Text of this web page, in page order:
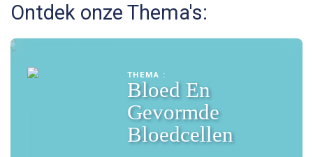
Ontdek onze Thema's:
THEMA :
Bloed En
Gevormde
Bloedcellen